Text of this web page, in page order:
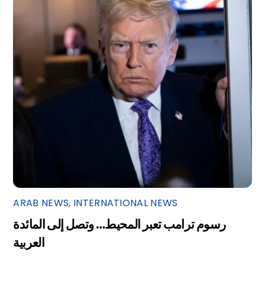
ARAB NEWS, INTERNATIONAL NEWS
رسوم ترامب تعبر المحيط… وتصل إلى المائدة
العربية